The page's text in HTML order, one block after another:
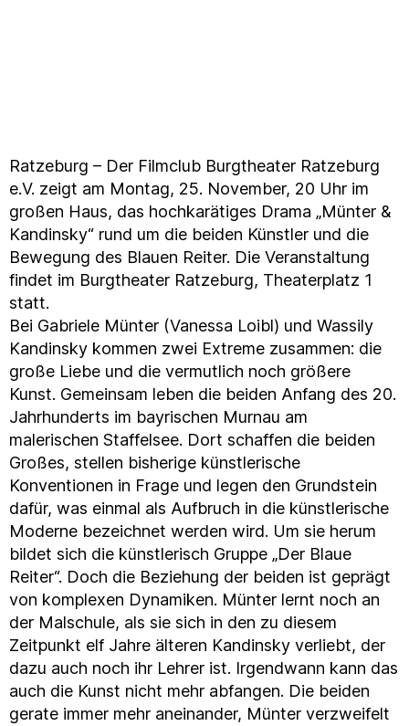
Ratzeburg – Der Filmclub Burgtheater Ratzeburg
e.V. zeigt am Montag, 25. November, 20 Uhr im
großen Haus, das hochkarätiges Drama „Münter &
Kandinsky“ rund um die beiden Künstler und die
Bewegung des Blauen Reiter. Die Veranstaltung
findet im Burgtheater Ratzeburg, Theaterplatz 1
statt.
Bei Gabriele Münter (Vanessa Loibl) und Wassily
Kandinsky kommen zwei Extreme zusammen: die
große Liebe und die vermutlich noch größere
Kunst. Gemeinsam leben die beiden Anfang des 20.
Jahrhunderts im bayrischen Murnau am
malerischen Staffelsee. Dort schaffen die beiden
Großes, stellen bisherige künstlerische
Konventionen in Frage und legen den Grundstein
dafür, was einmal als Aufbruch in die künstlerische
Moderne bezeichnet werden wird. Um sie herum
bildet sich die künstlerisch Gruppe „Der Blaue
Reiter“. Doch die Beziehung der beiden ist geprägt
von komplexen Dynamiken. Münter lernt noch an
der Malschule, als sie sich in den zu diesem
Zeitpunkt elf Jahre älteren Kandinsky verliebt, der
dazu auch noch ihr Lehrer ist. Irgendwann kann das
auch die Kunst nicht mehr abfangen. Die beiden
gerate immer mehr aneinander, Münter verzweifelt